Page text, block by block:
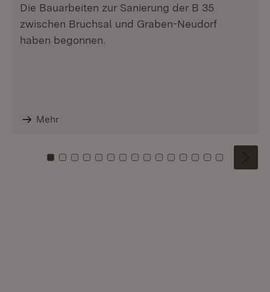
Die Bauarbeiten zur Sanierung der B 35
zwischen Bruchsal und Graben-Neudorf
haben begonnen.
Mehr
Zu Kachel: 0
Zu Kachel: 1
Zu Kachel: 2
Zu Kachel: 3
Zu Kachel: 4
Zu Kachel: 5
Zu Kachel: 6
Zu Kachel: 7
Zu Kachel: 8
Zu Kachel: 9
Zu Kachel: 10
Zu Kachel: 11
Zu Kachel: 12
Zu Kachel:
Zu